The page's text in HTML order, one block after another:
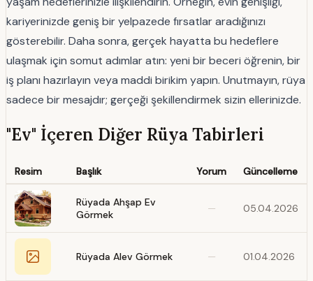
kariyerinizde geniş bir yelpazede fırsatlar aradığınızı
gösterebilir. Daha sonra, gerçek hayatta bu hedeflere
ulaşmak için somut adımlar atın: yeni bir beceri öğrenin, bir
iş planı hazırlayın veya maddi birikim yapın. Unutmayın, rüya
sadece bir mesajdır; gerçeği şekillendirmek sizin ellerinizde.
"Ev" İçeren Diğer Rüya Tabirleri
Resim Başlık Yorum Güncelleme
Rüyada Ahşap Ev
Görmek
— 05.04.2026
Rüyada Alev Görmek — 01.04.2026